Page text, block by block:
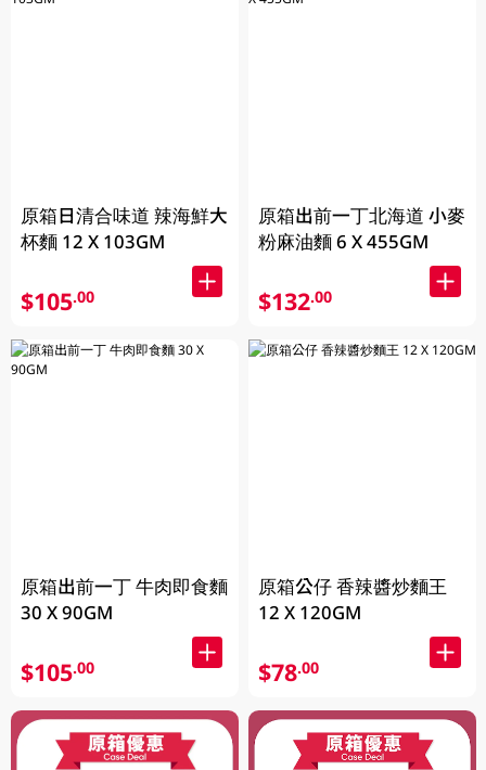
原箱日清合味道 辣海鮮大
杯麵 12 X 103GM
$105.00
原箱出前一丁 牛肉即食麵
30 X 90GM
$105.00
原箱出前一丁北海道 小麥
粉麻油麵 6 X 455GM
$132.00
原箱公仔 香辣醬炒麵王
12 X 120GM
$78.00